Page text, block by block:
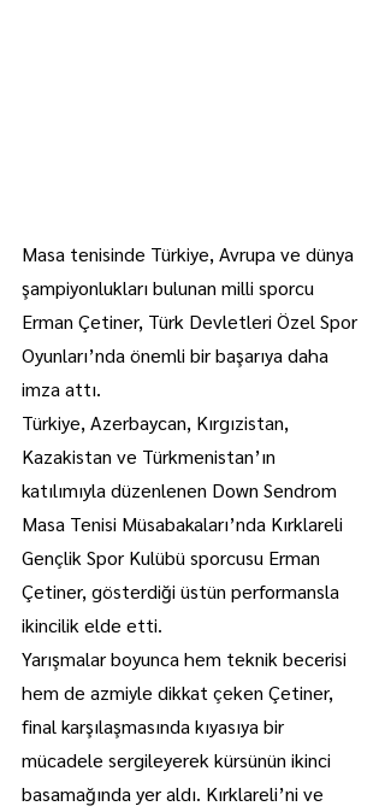
Masa tenisinde Türkiye, Avrupa ve dünya
şampiyonlukları bulunan milli sporcu
Erman Çetiner, Türk Devletleri Özel Spor
Oyunları’nda önemli bir başarıya daha
imza attı.
Türkiye, Azerbaycan, Kırgızistan,
Kazakistan ve Türkmenistan’ın
katılımıyla düzenlenen Down Sendrom
Masa Tenisi Müsabakaları’nda Kırklareli
Gençlik Spor Kulübü sporcusu Erman
Çetiner, gösterdiği üstün performansla
ikincilik elde etti.
Yarışmalar boyunca hem teknik becerisi
hem de azmiyle dikkat çeken Çetiner,
final karşılaşmasında kıyasıya bir
mücadele sergileyerek kürsünün ikinci
basamağında yer aldı. Kırklareli’ni ve